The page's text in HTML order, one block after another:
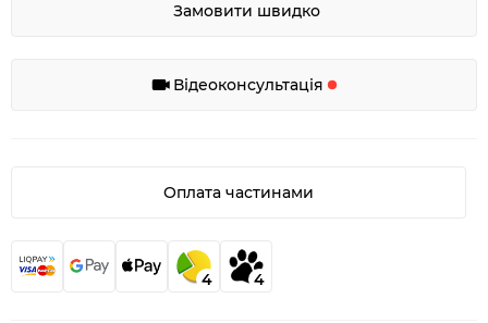
Замовити швидко
Відеоконсультація
Оплата частинами
4 4